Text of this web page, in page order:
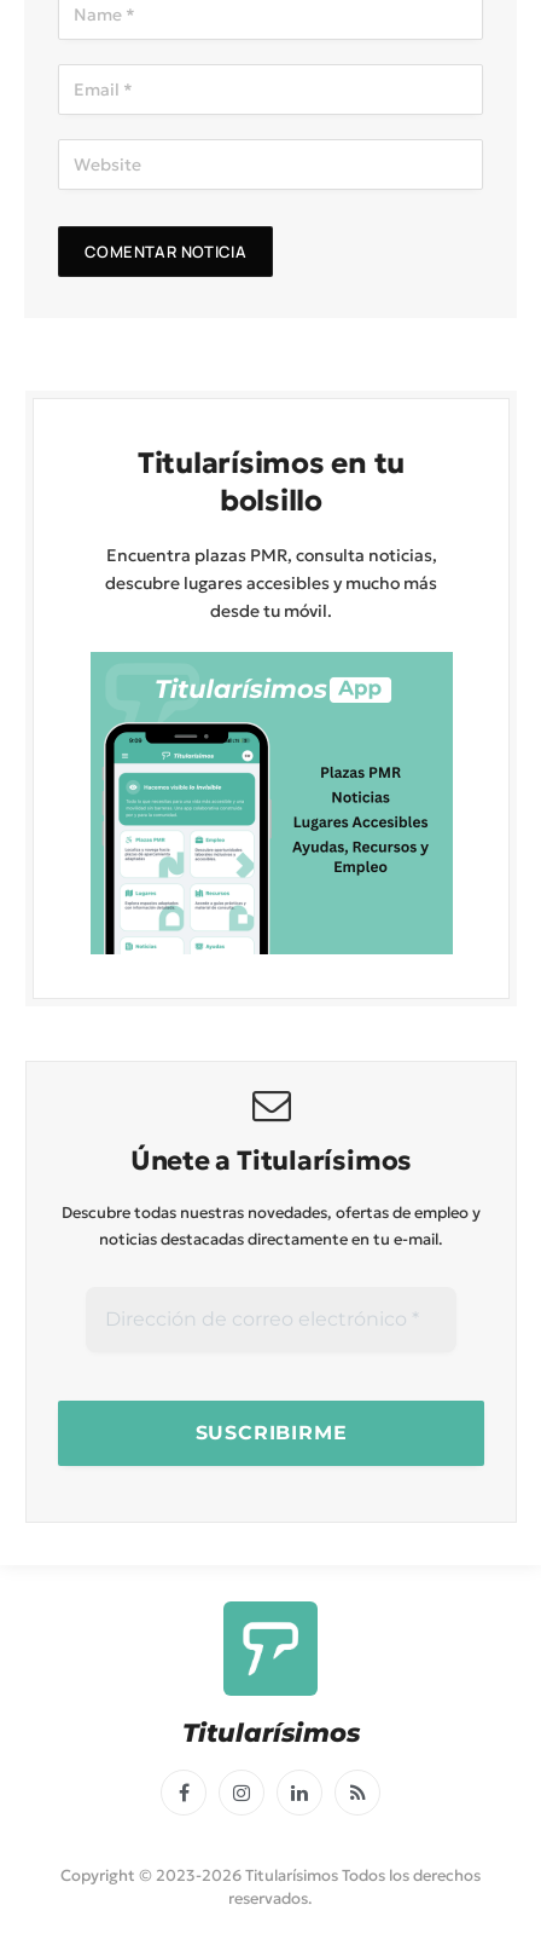
Titularísimos en tu
bolsillo
Encuentra plazas PMR, consulta noticias,
descubre lugares accesibles y mucho más
desde tu móvil.
Únete a Titularísimos
Descubre todas nuestras novedades, ofertas de empleo y
noticias destacadas directamente en tu e-mail.
Titularísimos
FacebookInstagramLinkedInRSS
Copyright © 2023-2026 Titularísimos Todos los derechos
reservados.